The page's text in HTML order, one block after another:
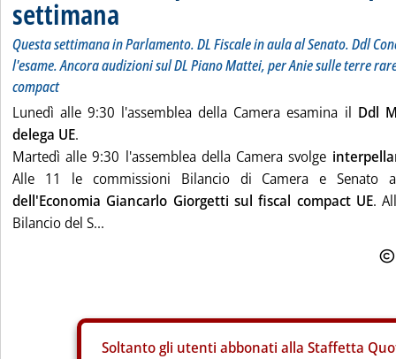
settimana
Questa settimana in Parlamento. DL Fiscale in aula al Senato. Ddl
l'esame. Ancora audizioni sul DL Piano Mattei, per Anie sulle terre
compact
Lunedì alle 9:30 l'assemblea della Camera esamina il Ddl
delega UE.
Martedì alle 9:30 l'assemblea della Camera svolge
Alle 11 le commissioni Bilancio di Camera e Senato
dell'Economia Giancarlo Giorgetti sul fiscal compact UE.
Bilancio del S...
Soltanto gli utenti abbonati alla Staffetta